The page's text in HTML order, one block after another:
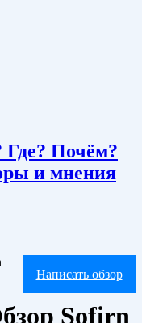
Где? Почём?
и мнения
Написать обзор
Sofirn